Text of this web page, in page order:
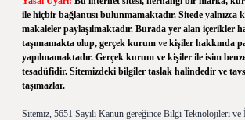
ile hiçbir bağlantısı bulunmamaktadır. Sitede yalnızca
makaleler paylaşılmaktadır. Burada yer alan içerikler
taşımamakta olup, gerçek kurum ve kişiler hakkında
yapılmamaktadır. Gerçek kurum ve kişiler ile isim
tesadüfidir. Sitemizdeki bilgiler taslak halindedir ve
taşımazlar.
Sitemiz, 5651 Sayılı Kanun gereğince Bilgi Teknolojileri